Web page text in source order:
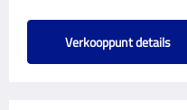
Verkooppunt details